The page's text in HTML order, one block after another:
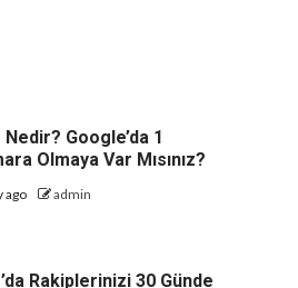
Nedir? Google’da 1
Olmaya Var Mısınız?
ago admin
Rakiplerinizi 30 Günde